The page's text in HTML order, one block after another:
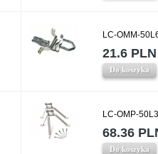
LC-OMM-
21.6 PLN
Do koszyka
LC-OMP-
68.36
Do koszyka